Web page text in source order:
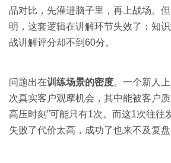
品对比，先灌进脑子里，再上战场。
明，这套逻辑在讲解环节失效了：知
战讲解评分却不到60分。
问题出在训练场景的密度。一个新人
次真实客户观摩机会，其中能被客户
高压时刻”可能只有1次。而这1次往往
失败了代价太高，成功了也来不及复盘